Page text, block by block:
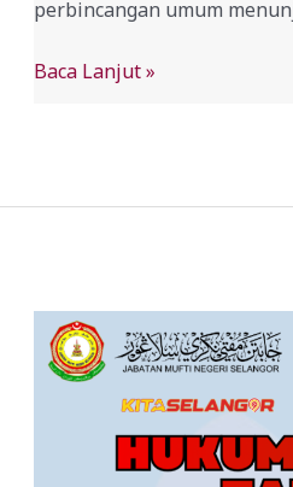
perbincangan umum
Baca Lanjut »
#97
Taudhih